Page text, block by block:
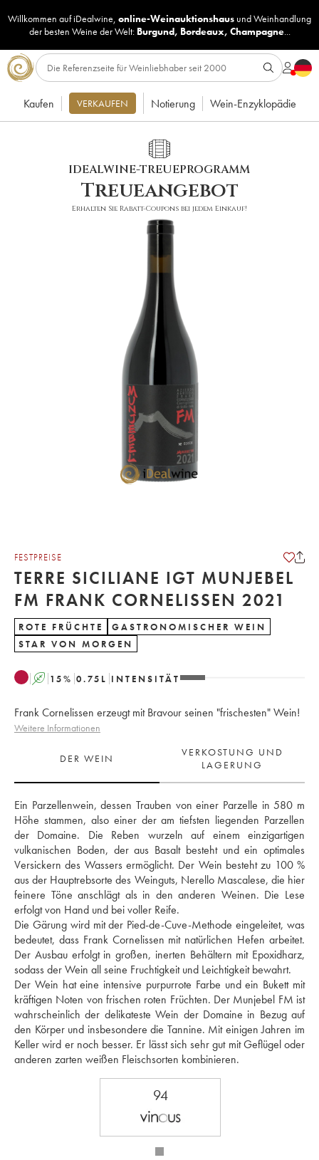
Willkommen auf iDealwine, online-Weinauktionshaus undWeinhandlung
der besten Weine der Welt: Burgund, Bordeaux, Champagne...
Kaufen VERKAUFEN Notierung Wein-Enzyklopädie
IDEALWINE-TREUEPROGRAMM
Treueangebot
Erhalten Sie Rabatt-Coupons bei jedem Einkauf!
FESTPREISE
TERRE SICILIANE IGT MUNJEBEL
FM FRANK CORNELISSEN 2021
ROTE FRÜCHTE
GASTRONOMISCHER WEIN
STAR VON MORGEN
A 15% 0.75 L INTENSITÄT
Frank Cornelissen erzeugt mit Bravour seinen "frischesten" Wein!
Weitere Informationen
DER WEIN
VERKOSTUNG UND
LAGERUNG
Ein Parzellenwein, dessen Trauben von einer Parzelle in 580 m
Höhe stammen, also einer der am tiefsten liegenden Parzellen
der Domaine. Die Reben wurzeln auf einem einzigartigen
vulkanischen Boden, der aus Basalt besteht und ein optimales
Versickern des Wassers ermöglicht. Der Wein besteht zu 100 %
aus der Hauptrebsorte des Weinguts, Nerello Mascalese, die hier
feinere Töne anschlägt als in den anderen Weinen. Die Lese
erfolgt von Hand und bei voller Reife.
Die Gärung wird mit der Pied-de-Cuve-Methode eingeleitet, was
bedeutet, dass Frank Cornelissen mit natürlichen Hefen arbeitet.
Der Ausbau erfolgt in großen, inerten Behältern mit Epoxidharz,
sodass der Wein all seine Fruchtigkeit und Leichtigkeit bewahrt.
Der Wein hat eine intensive purpurrote Farbe und ein Bukett mit
kräftigen Noten von frischen roten Früchten. Der Munjebel FM ist
wahrscheinlich der delikateste Wein der Domaine in Bezug auf
den Körper und insbesondere die Tannine. Mit einigen Jahren im
Keller wird er noch besser. Er lässt sich sehr gut mit Geflügel oder
anderen zarten weißen Fleischsorten kombinieren.
94